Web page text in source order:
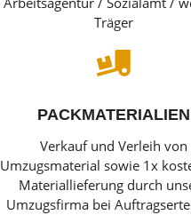
Träger

PACKMATERIALIEN
Verkauf und Verleih von
Umzugsmaterial sowie 1x
Materiallieferung durch
Umzugsfirma bei